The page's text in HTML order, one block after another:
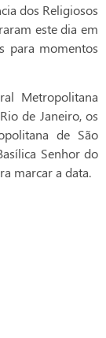
dos Religiosos
este dia em
para momentos
Metropolitana
de Janeiro, os
de São
Senhor do
marcar a data.